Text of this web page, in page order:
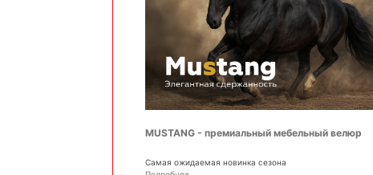
MUSTANG - премиальный мебельный велюр
Самая ожидаемая новинка сезона